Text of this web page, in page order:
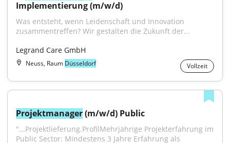
Implementierung (m/w/d)
Was entsteht, wenn Leidenschaft und Innovation
zusammentreffen? Wir gestalten die Zukunft der...
Legrand Care GmbH
Neuss, Raum Düsseldorf Vollzeit
Projektmanager (m/w/d) Public
"...Projektlieferung.ProfilMehrjährige Projekterfahrung im